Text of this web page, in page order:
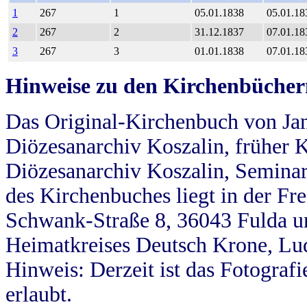
1
267 1 05.01.1838
2
267 2 31.12.1837
3
267 3 01.01.1838
Hinweise zu den
Das Original-Kirchenbuch von
Diözesanarchiv Koszalin, früher
Diözesanarchiv Koszalin,
des Kirchenbuches liegt in der
Schwank-Straße 8, 36043 Fulda
Heimatkreises Deutsch Krone,
Hinweis: Derzeit ist das
erlaubt.